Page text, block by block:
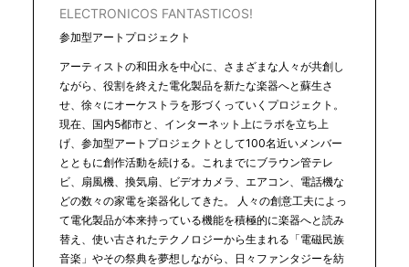
ELECTRONICOS FANTASTICOS!
参加型アートプロジェクト
アーティストの和田永を中心に、さまざまな人々が共創し
ながら、役割を終えた電化製品を新たな楽器へと蘇生さ
せ、徐々にオーケストラを形づくっていくプロジェクト。
現在、国内5都市と、インターネット上にラボを立ち上
げ、参加型アートプロジェクトとして100名近いメンバー
とともに創作活動を続ける。これまでにブラウン管テレ
ビ、扇風機、換気扇、ビデオカメラ、エアコン、電話機な
どの数々の家電を楽器化してきた。 人々の創意工夫によっ
て電化製品が本来持っている機能を積極的に楽器へと読み
替え、使い古されたテクノロジーから生まれる「電磁民族
音楽」やその祭典を夢想しながら、日々ファンタジーを紡